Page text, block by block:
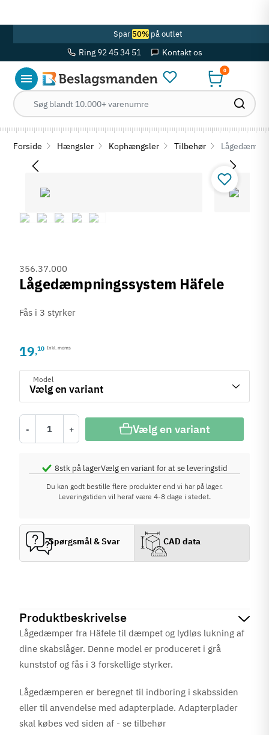
Spar 50%på outlet
Ring 92 45 34 51 Kontakt os
0
Forside Hængsler Kophængsler Tilbehør
Produktbeskrivelse
Lågedæmper fra Häfeletil dæmpet og lydløs lukning af
dine skabslåger. Denne model er produceret i grå
kunststof og fås i 3 forskellige styrker.
Lågedæmperen er beregnet til indboring i skabssiden
eller til anvendelse med adapterplade. Adapterplader
skal købes ved siden af - se tilbehør
356.37.000
Lågedæmpningssystem Häfele
Fås i 3 styrker
19,10 Inkl. moms
Model
- + Vælg en variant
8stk på lagerVælg en variant for at se leveringstid
Du kan godt bestille flere produkter end vi har på lager.
Leveringstiden vil heraf være 4-8 dage i stedet.
Spørgsmål & Svar CAD data